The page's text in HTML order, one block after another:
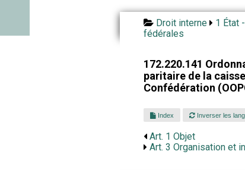
Droit interne 1 État
fédérales
172.220.141
paritaire de la
Confédération
Index Inverser les
Art. 1 Objet
Art. 3 Organisation et